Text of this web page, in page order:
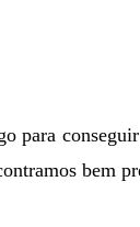
para
bem